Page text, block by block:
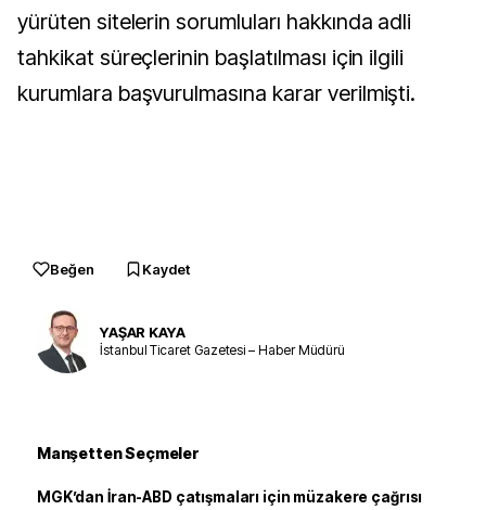
yürüten sitelerin sorumluları hakkında adli
tahkikat süreçlerinin başlatılması için ilgili
kurumlara başvurulmasına karar verilmişti.
Beğen Kaydet
YAŞAR KAYA
İstanbul Ticaret Gazetesi – Haber Müdürü
Manşetten Seçmeler
MGK’dan İran-ABD çatışmaları için müzakere çağrısı